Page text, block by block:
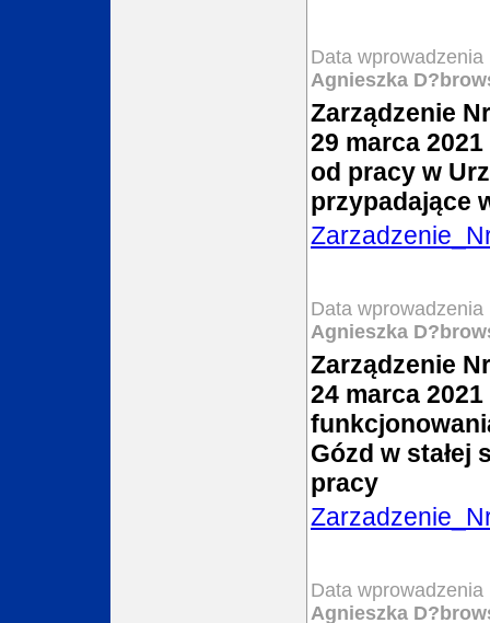
Data
Agnieszka
Zarządzenie
29 marca
od pracy w
przypadające
Data
Agnieszka
Zarządzenie
24 marca
Gózd w stałej
pracy
Data
Agnieszka